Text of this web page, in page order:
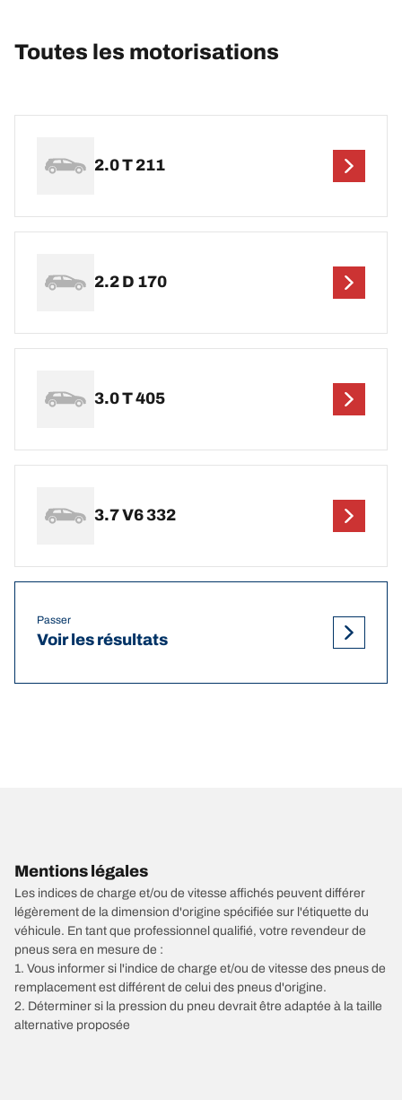
Toutes les motorisations
2.0 T 211
2.2 D 170
3.0 T 405
3.7 V6 332
Passer
Voir les résultats
Mentions légales
Les indices de charge et/ou de vitesse affichés peuvent différer
légèrement de la dimension d'origine spécifiée sur l'étiquette du
véhicule. En tant que professionnel qualifié, votre revendeur de
pneus sera en mesure de :
1. Vous informer si l'indice de charge et/ou de vitesse des pneus de
remplacement est différent de celui des pneus d'origine.
2. Déterminer si la pression du pneu devrait être adaptée à la taille
alternative proposée